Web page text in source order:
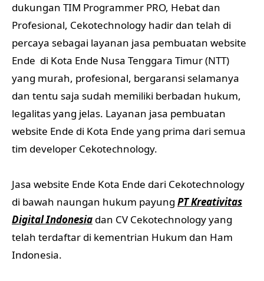
dukungan TIM Programmer PRO, Hebat dan
Profesional, Cekotechnology hadir dan telah di
percaya sebagai layanan jasa pembuatan website
Ende di Kota Ende Nusa Tenggara Timur (NTT)
yang murah, profesional, bergaransi selamanya
dan tentu saja sudah memiliki berbadan hukum,
legalitas yang jelas. Layanan jasa pembuatan
website Ende di Kota Ende yang prima dari semua
tim developer Cekotechnology.
Jasa website Ende Kota Ende dari Cekotechnology
di bawah naungan hukum payung PT Kreativitas
Digital Indonesia dan CV Cekotechnology yang
telah terdaftar di kementrian Hukum dan Ham
Indonesia.